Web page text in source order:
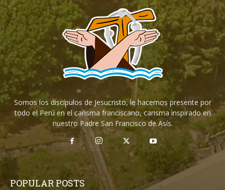
Somos los discípulos de Jesucristo, le hacemos presente por
todo el Perú en el carisma franciscano, carisma inspirado en
nuestro Padre San Francisco de Asís.
POPULAR POSTS